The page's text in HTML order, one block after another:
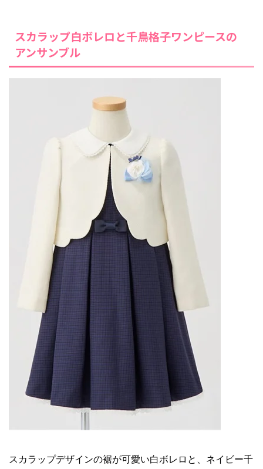
スカラップ白ボレロと千鳥格子ワンピースの
アンサンブル
スカラップデザインの裾が可愛い白ボレロと、ネイビー千